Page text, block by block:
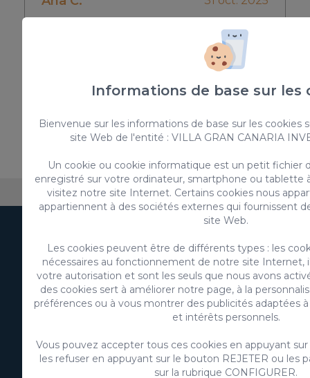
Residencial tranquilo y cuidado. Cama cómoda,
Donnez votre opinion
Au sujet de VillaGranCanaria Hébergement FAQ
Abonnez-vous à notre
newsletter
S'abonner
Informations de base sur les
Bienvenue sur les informations de base sur les cookies
site Web de l'entité : VILLA GRAN CANARIA
Un cookie ou cookie informatique est un petit fichier
enregistré sur votre ordinateur, smartphone ou tablette
visitez notre site Internet. Certains cookies nous
appartiennent à des sociétés externes qui fournissent
site Web.
Les cookies peuvent être de différents types : les
nécessaires au fonctionnement de notre site Internet,
votre autorisation et sont les seuls que nous avons
des cookies sert à améliorer notre page, à la
préférences ou à vous montrer des publicités adaptées
et intérêts personnels.
Vous pouvez accepter tous ces cookies en appuyant sur
les refuser en appuyant sur le bouton REJETER ou les
sur la rubrique CONFIGURER.